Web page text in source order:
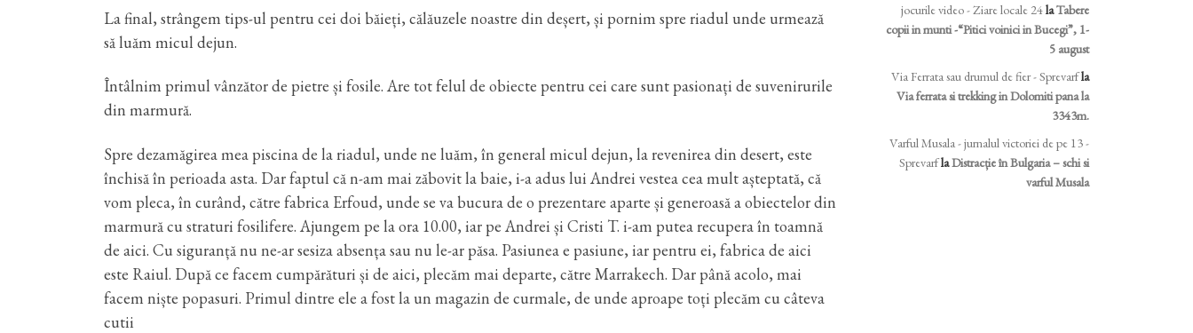
La final, strângem tips-ul pentru cei doi băieți, călăuzele noastre din deșert, și pornim spre riadul unde urmează
să luăm micul dejun.
Întâlnim primul vânzător de pietre și fosile. Are tot felul de obiecte pentru cei care sunt pasionați de suvenirurile
din marmură.
Spre dezamăgirea mea piscina de la riadul, unde ne luăm, în general micul dejun, la revenirea din desert, este
închisă în perioada asta. Dar faptul că n-am mai zăbovit la baie, i-a adus lui Andrei vestea cea mult așteptată, că
vom pleca, în curând, către fabrica Erfoud, unde se va bucura de o prezentare aparte și generoasă a obiectelor din
marmură cu straturi fosilifere. Ajungem pe la ora 10.00, iar pe Andrei și Cristi T. i-am putea recupera în toamnă
de aici. Cu siguranță nu ne-ar sesiza absența sau nu le-ar păsa. Pasiunea e pasiune, iar pentru ei, fabrica de aici
este Raiul. După ce facem cumpărături și de aici, plecăm mai departe, către Marrakech. Dar până acolo, mai
facem niște popasuri. Primul dintre ele a fost la un magazin de curmale, de unde aproape toți plecăm cu câteva
cutii
jocurile video - Ziare locale 24laTabere
copii in munti -“Pitici voinici in Bucegi”, 1-
5 august
Via Ferrata sau drumul de fier - Sprevarfla
Via ferrata si trekking in Dolomiti pana la
3343m.
Varful Musala - jurnalul victoriei de pe 13 -
SprevarflaDistracție în Bulgaria – schi si
varful Musala